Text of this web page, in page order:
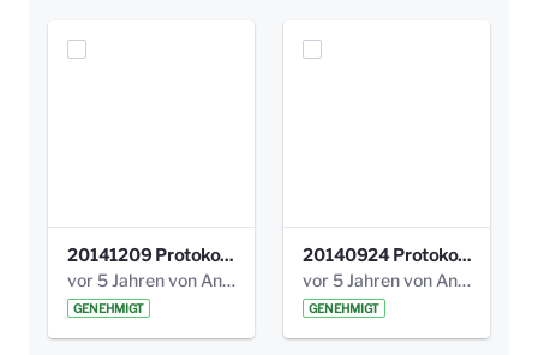
20141209 Protokoll Park am Gesundheitsamt 04.pdf
vor 5 Jahren von Anni Schlumberger
GENEHMIGT
20140924 Protokoll Park am Gesundheitsamt 03.pdf
vor 5 Jahren von Anni Schlumberger
GENEHMIGT